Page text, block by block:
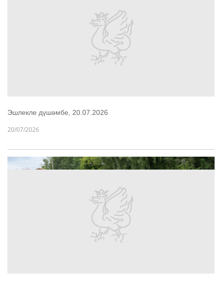
Эшлекле дүшәмбе, 20.07.2026
20/07/2026